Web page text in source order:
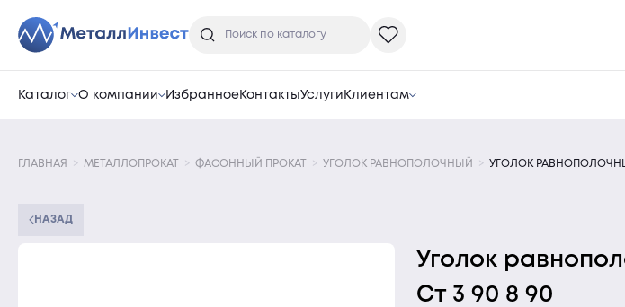
Каталог О компании ИзбранноеКонтактыУслуги Клиентам
ГЛАВНАЯ МЕТАЛЛОПРОКАТ ФАСОННЫЙ ПРОКАТ УГОЛОК РАВНОПОЛОЧНЫЙ УГОЛОК
НАЗАД
Уголок
Ст 3 90 8 90